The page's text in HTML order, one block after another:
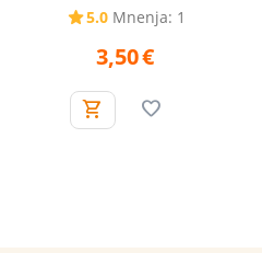
5.0 Mnenja: 1
3,50€